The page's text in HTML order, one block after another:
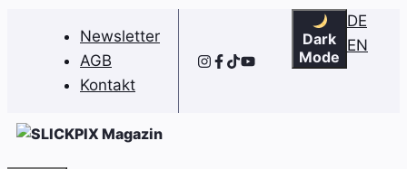
springen
Newsletter
AGB
Kontakt
Dark
Mode
DE
EN